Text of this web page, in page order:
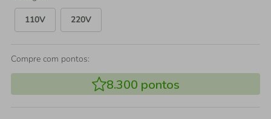
110V
220V
Compre com pontos:
8.300 pontos